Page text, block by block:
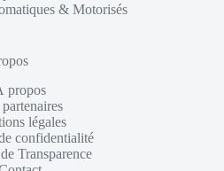
& Motorisés
propos
légales
confidentialité
Transparence